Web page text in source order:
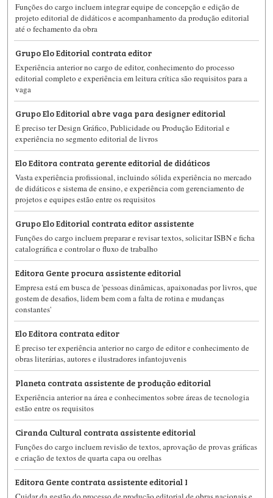
Funções do cargo incluem integrar equipe de concepção e edição de
projeto editorial de didáticos e acompanhamento da produção editorial
até o fechamento da obra
Grupo Elo Editorial contrata editor
Experiência anterior no cargo de editor, conhecimento do processo
editorial completo e experiência em leitura crítica são requisitos para a
vaga
Grupo Elo Editorial abre vaga para designer editorial
É preciso ter Design Gráfico, Publicidade ou Produção Editorial e
experiência no segmento editorial de livros
Elo Editora contrata gerente editorial de didáticos
Vasta experiência profissional, incluindo sólida experiência no mercado
de didáticos e sistema de ensino, e experiência com gerenciamento de
projetos e equipes estão entre os requisitos
Grupo Elo Editorial contrata editor assistente
Funções do cargo incluem preparar e revisar textos, solicitar ISBN e ficha
catalográfica e controlar o fluxo de trabalho
Editora Gente procura assistente editorial
Empresa está em busca de 'pessoas dinâmicas, apaixonadas por livros, que
gostem de desafios, lidem bem com a falta de rotina e mudanças
constantes'
Elo Editora contrata editor
É preciso ter experiência anterior no cargo de editor e conhecimento de
obras literárias, autores e ilustradores infantojuvenis
Planeta contrata assistente de produção editorial
Experiência anterior na área e conhecimentos sobre áreas de tecnologia
estão entre os requisitos
Ciranda Cultural contrata assistente editorial
Funções do cargo incluem revisão de textos, aprovação de provas gráficas
e criação de textos de quarta capa ou orelhas
Editora Gente contrata assistente editorial I